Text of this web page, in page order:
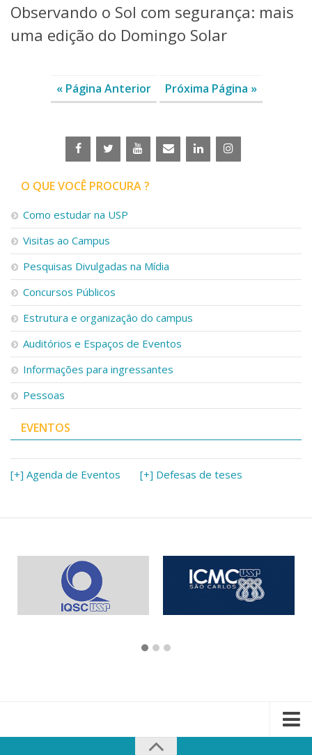
Observando o Sol com segurança: mais
uma edição do Domingo Solar
« Página Anterior Próxima Página »
O QUE VOCÊ PROCURA ?
Como estudar na USP
Visitas ao Campus
Pesquisas Divulgadas na Mídia
Concursos Públicos
Estrutura e organização do campus
Auditórios e Espaços de Eventos
Informações para ingressantes
Pessoas
EVENTOS
[+] Agenda de Eventos [+] Defesas de teses